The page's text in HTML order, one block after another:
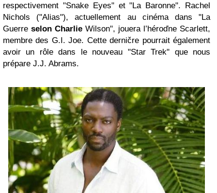
respectivement "Snake Eyes" et "La Baronne". Rachel
Nichols ("Alias"), actuellement au cinéma dans "La
Guerre selon Charlie Wilson", jouera l’héroďne Scarlett,
membre des G.I. Joe. Cette derničre pourrait également
avoir un rôle dans le nouveau "Star Trek" que nous
prépare J.J. Abrams.